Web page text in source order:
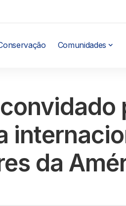
Comunidades
da